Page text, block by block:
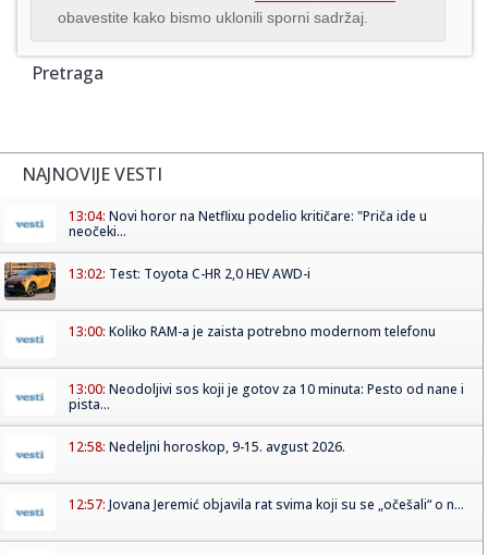
obavestite kako bismo uklonili sporni sadržaj.
Pretraga
NAJNOVIJE VESTI
13:04: Novi horor na Netflixu podelio kritičare: "Priča ide u
neočeki...
13:02: Test: Toyota C-HR 2,0 HEV AWD-i
13:00: Koliko RAM-a je zaista potrebno modernom telefonu
13:00: Neodoljivi sos koji je gotov za 10 minuta: Pesto od nane i
pista...
12:58: Nedeljni horoskop, 9-15. avgust 2026.
12:57: Jovana Jeremić objavila rat svima koji su se „očešali“ o n...